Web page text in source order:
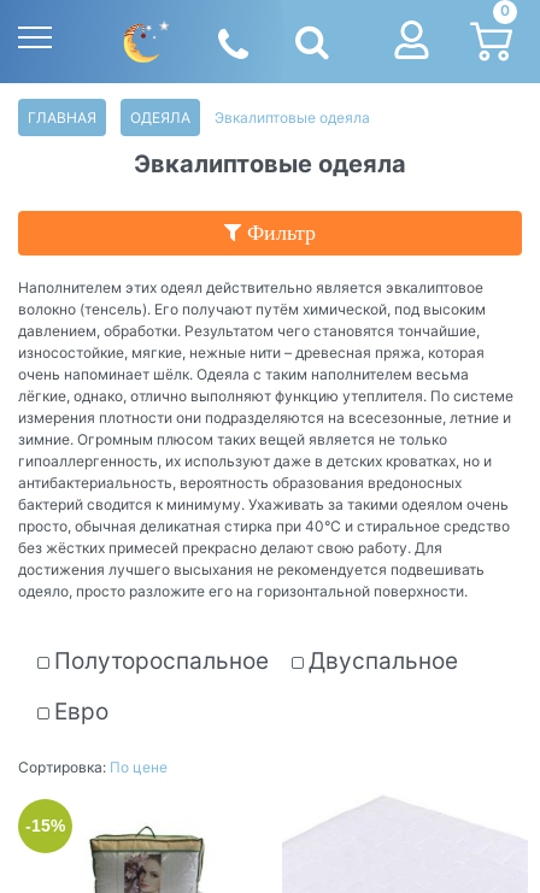
0
ГЛАВНАЯ ОДЕЯЛА Эвкалиптовые одеяла
Эвкалиптовые одеяла
Фильтр
Наполнителем этих одеял действительно является эвкалиптовое
волокно (тенсель). Его получают путём химической, под высоким
давлением, обработки. Результатом чего становятся тончайшие,
износостойкие, мягкие, нежные нити – древесная пряжа, которая
очень напоминает шёлк. Одеяла с таким наполнителем весьма
лёгкие, однако, отлично выполняют функцию утеплителя. По системе
измерения плотности они подразделяются на всесезонные, летние и
зимние. Огромным плюсом таких вещей является не только
гипоаллергенность, их используют даже в детских кроватках, но и
антибактериальность, вероятность образования вредоносных
бактерий сводится к минимуму. Ухаживать за такими одеялом очень
просто, обычная деликатная стирка при 40°С и стиральное средство
без жёстких примесей прекрасно делают свою работу. Для
достижения лучшего высыхания не рекомендуется подвешивать
одеяло, просто разложите его на горизонтальной поверхности.
Полутороспальное
Двуспальное
Евро
Сортировка: По цене
-15%